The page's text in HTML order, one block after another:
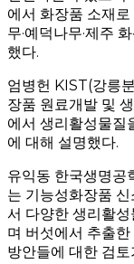
에서 화장품 소재로
무·예덕나무·제주
했다.
엄병헌 KIST(강릉
장품 원료개발 및
에서 생리활성물질
에 대해 설명했다.
유익동 한국생명공
는 기능성화장품
서 다양한 생리활
며 버섯에서 추출
방안들에 대한 검